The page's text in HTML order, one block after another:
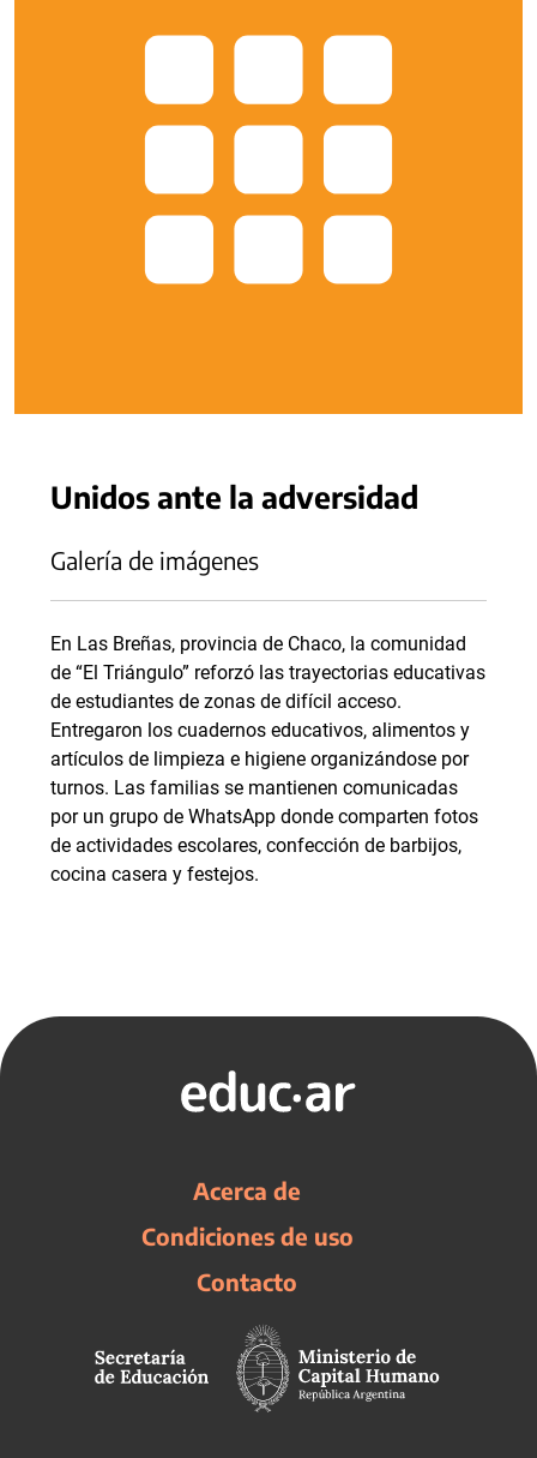
Unidos ante la adversidad
Galería de imágenes
En Las Breñas, provincia de Chaco, la comunidad
de “El Triángulo” reforzó las trayectorias educativas
de estudiantes de zonas de difícil acceso.
Entregaron los cuadernos educativos, alimentos y
artículos de limpieza e higiene organizándose por
turnos. Las familias se mantienen comunicadas
por un grupo de WhatsApp donde comparten fotos
de actividades escolares, confección de barbijos,
cocina casera y festejos.
Acerca de
Condiciones de uso
Contacto